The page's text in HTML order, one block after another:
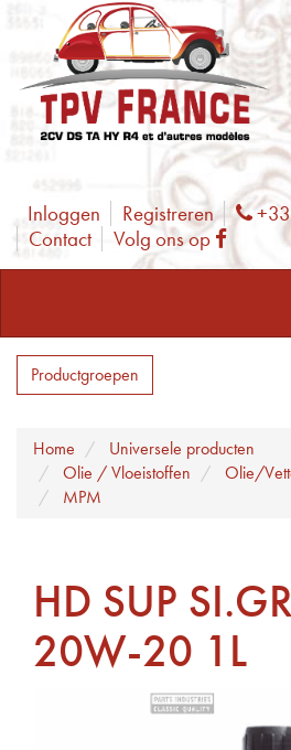
Inloggen Registreren
Contact
Volg ons op
Productgroepen
Home
Universele producten
Olie / Vloeistoffen
Olie/
MPM
HD SUP
20W-20 1L